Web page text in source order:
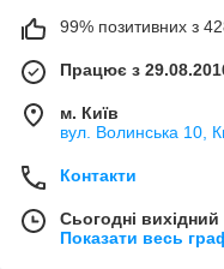
99% позитивних з
Працює з
м. Київ
вул. Волинська 10,
Контакти
Сьогодні вихідний
Показати весь